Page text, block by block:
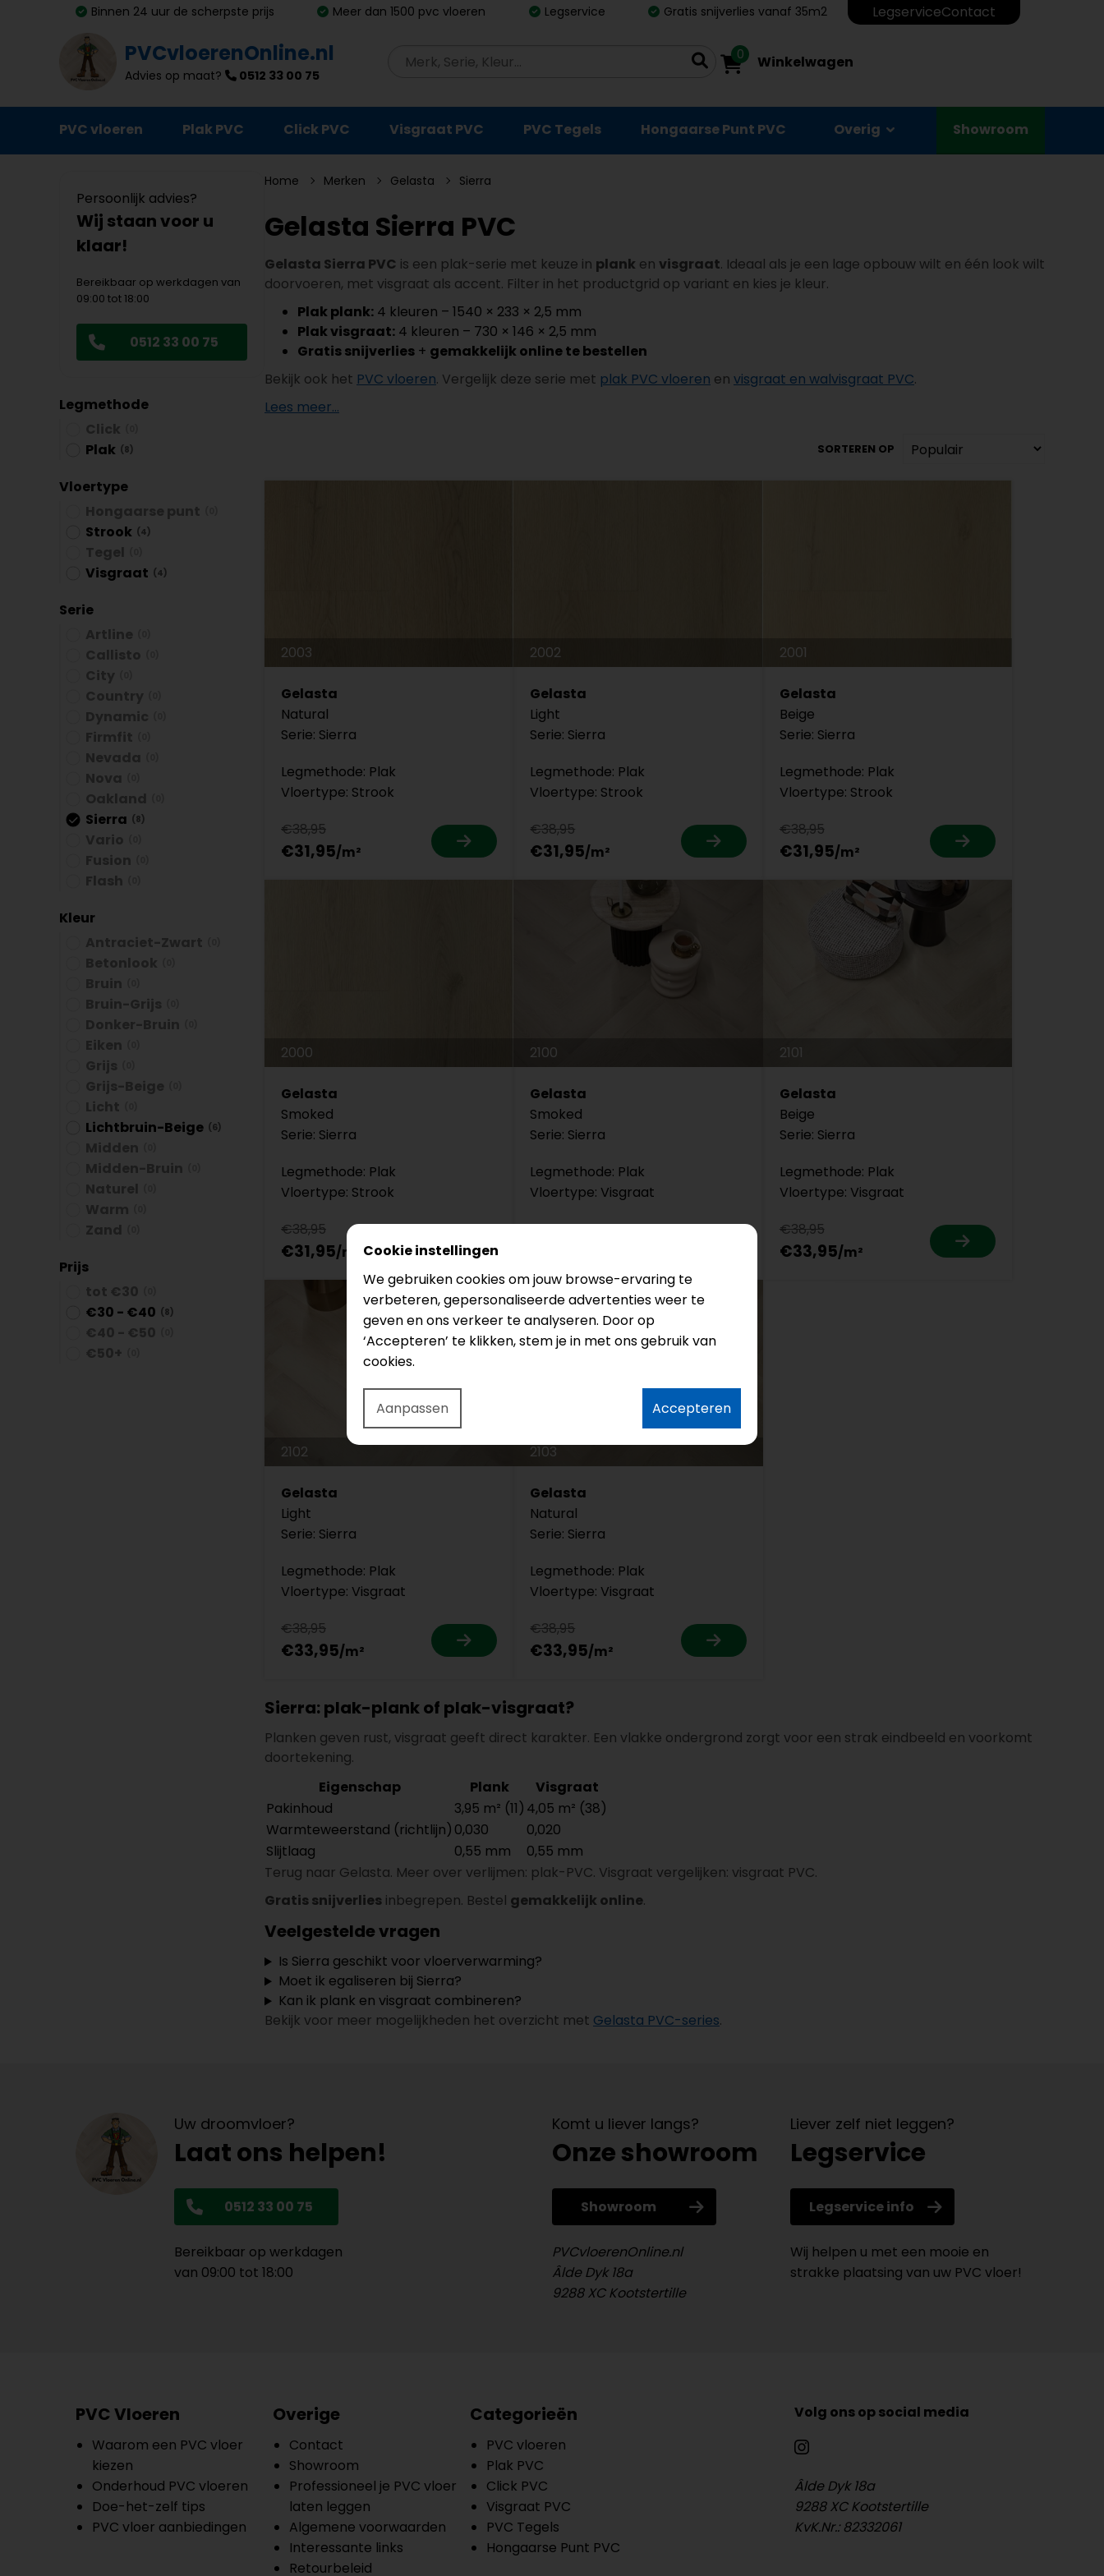
Binnen 24 uur de scherpste prijs Meer dan 1500 pvc vloeren Legservice Gratis snijverlies vanaf 35m2 LegserviceContact
PVCvloerenOnline.nl
Advies op maat? 0512 33 00 75
0 Winkelwagen
PVC vloeren Plak PVC Click PVC Visgraat PVC PVC Tegels Hongaarse Punt PVC Overig
Plinten
Deurmatten
Vloer- en trapprofielen
Schoonmaak en onderhoud
Traprenovatie
Showroom
Persoonlijk advies?
Wij staan voor u
klaar!
Bereikbaar op werkdagen van
09:00 tot 18:00
0512 33 00 75
Legmethode
Plak (8)
Vloertype
Strook (4)
Visgraat (4)
Serie
Sierra (8)
Kleur
Lichtbruin-Beige (6)
Prijs
€30 - €40 (8)
Home Merken Gelasta Sierra
Gelasta Sierra PVC
Gelasta Sierra PVC is een plak-serie met keuze in plank en visgraat. Ideaal als je een lage opbouw wilt en één look wilt
doorvoeren, met visgraat als accent. Filter in het productgrid op variant en kies je kleur.
Plak plank: 4 kleuren – 1540 × 233 × 2,5 mm
Plak visgraat: 4 kleuren – 730 × 146 × 2,5 mm
Gratis snijverlies + gemakkelijk online te bestellen
Bekijk ook het PVC vloeren. Vergelijk deze serie met plak PVC vloeren en visgraat en walvisgraat PVC.
Lees meer...
SORTEREN OP
2003
Gelasta
Natural
Serie: Sierra
Legmethode: Plak
Vloertype: Strook
€38,95
€31,95
2002
Gelasta
Light
Serie: Sierra
Legmethode: Plak
Vloertype: Strook
€38,95
€31,95
2001
Gelasta
Beige
Serie: Sierra
Legmethode: Plak
Vloertype: Strook
€38,95
€31,95
2000
Gelasta
Smoked
Serie: Sierra
Legmethode: Plak
Vloertype: Strook
€38,95
€31,95
2100
Gelasta
Smoked
Serie: Sierra
Legmethode: Plak
Vloertype: Visgraat
€38,95
2101
Gelasta
Beige
Serie: Sierra
Legmethode: Plak
Vloertype: Visgraat
€38,95
€33,95
2102
Gelasta
Light
Serie: Sierra
Legmethode: Plak
Vloertype: Visgraat
€38,95
€33,95
2103
Gelasta
Natural
Serie: Sierra
Legmethode: Plak
Vloertype: Visgraat
€38,95
€33,95
Sierra: plak-plank of plak-visgraat?
Planken geven rust, visgraat geeft direct karakter. Een vlakke ondergrond zorgt voor een strak eindbeeld en voorkomt
doortekening.
Eigenschap
Plank
Visgraat
Pakinhoud
3,95 m² (11) 4,05 m² (38)
Warmteweerstand (richtlijn) 0,030
0,020
Slijtlaag
0,55 mm
0,55 mm
Terug naar Gelasta. Meer over verlijmen: plak-PVC. Visgraat vergelijken: visgraat PVC.
Gratis snijverlies inbegrepen. Bestel gemakkelijk online.
Veelgestelde vragen
Is Sierra geschikt voor vloerverwarming?
Moet ik egaliseren bij Sierra?
Kan ik plank en visgraat combineren?
Bekijk voor meer mogelijkheden het overzicht met Gelasta PVC-series.
Cookie instellingen
We gebruiken cookies om jouw browse-ervaring te
verbeteren, gepersonaliseerde advertenties weer te
geven en ons verkeer te analyseren. Door op
‘Accepteren’ te klikken, stem je in met ons gebruik van
cookies.
Aanpassen Accepteren
Uw droomvloer?
Laat ons helpen!
0512 33 00 75
Bereikbaar op werkdagen
van 09:00 tot 18:00
Komt u liever langs?
Onze showroom
Showroom
PVCvloerenOnline.nl
Âlde Dyk 18a
9288 XC Kootstertille
Liever zelf niet leggen?
Legservice
Legservice info
Wij helpen u met een mooie en
strakke plaatsing van uw PVC vloer!
PVC Vloeren
Waarom een PVC vloer
kiezen
Onderhoud PVC vloeren
Doe-het-zelf tips
PVC vloer aanbiedingen
Overige
Contact
Showroom
Professioneel je PVC vloer
laten leggen
Algemene voorwaarden
Interessante links
Retourbeleid
Categorieën
PVC vloeren
Plak PVC
Click PVC
Visgraat PVC
PVC Tegels
Hongaarse Punt PVC
Volg ons op social media
Âlde Dyk 18a
9288 XC Kootstertille
KvK.Nr.: 82332061